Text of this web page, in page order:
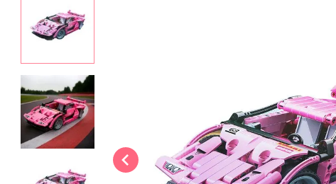
peluche
10. kuromi